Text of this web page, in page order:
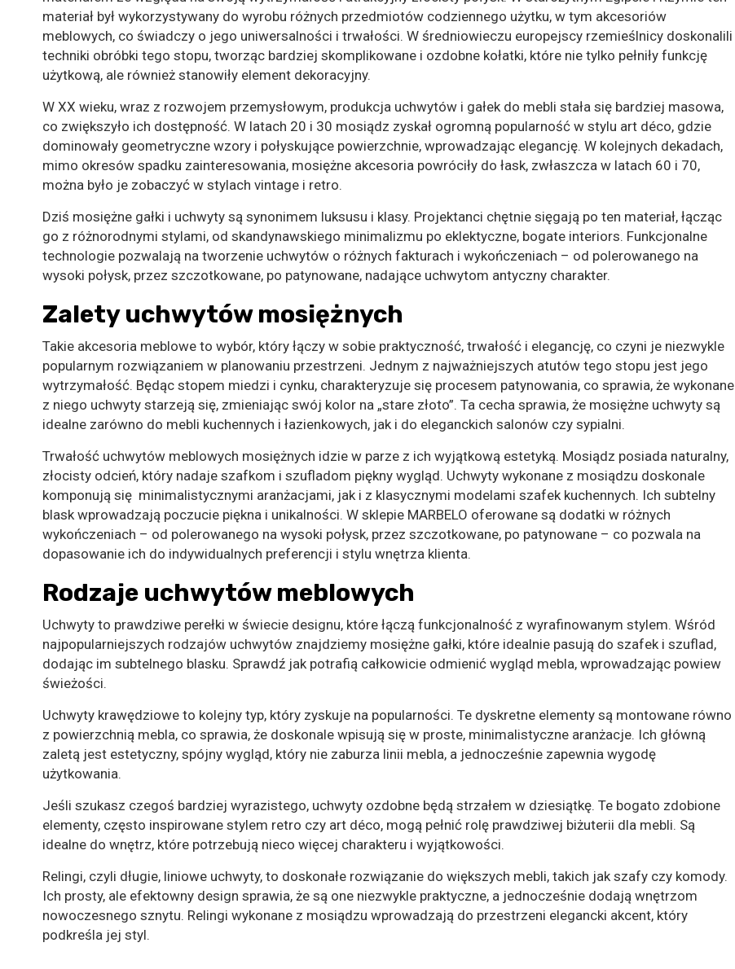
materiał był wykorzystywany do wyrobu różnych przedmiotów codziennego użytku, w tym akcesoriów
meblowych, co świadczy o jego uniwersalności i trwałości. W średniowieczu europejscy rzemieślnicy doskonalili
techniki obróbki tego stopu, tworząc bardziej skomplikowane i ozdobne kołatki, które nie tylko pełniły funkcję
użytkową, ale również stanowiły element dekoracyjny.
W XX wieku, wraz z rozwojem przemysłowym, produkcja uchwytów i gałek do mebli stała się bardziej masowa,
co zwiększyło ich dostępność. W latach 20 i 30 mosiądz zyskał ogromną popularność w stylu art déco, gdzie
dominowały geometryczne wzory i połyskujące powierzchnie, wprowadzając elegancję. W kolejnych dekadach,
mimo okresów spadku zainteresowania, mosiężne akcesoria powróciły do łask, zwłaszcza w latach 60 i 70,
można było je zobaczyć w stylach vintage i retro.
Dziś mosiężne gałki i uchwyty są synonimem luksusu i klasy. Projektanci chętnie sięgają po ten materiał, łącząc
go z różnorodnymi stylami, od skandynawskiego minimalizmu po eklektyczne, bogate interiors. Funkcjonalne
technologie pozwalają na tworzenie uchwytów o różnych fakturach i wykończeniach – od polerowanego na
wysoki połysk, przez szczotkowane, po patynowane, nadające uchwytom antyczny charakter.
Zalety uchwytów mosiężnych
Takie akcesoria meblowe to wybór, który łączy w sobie praktyczność, trwałość i elegancję, co czyni je niezwykle
popularnym rozwiązaniem w planowaniu przestrzeni. Jednym z najważniejszych atutów tego stopu jest jego
wytrzymałość. Będąc stopem miedzi i cynku, charakteryzuje się procesem patynowania, co sprawia, że wykonane
z niego uchwyty starzeją się, zmieniając swój kolor na „stare złoto”. Ta cecha sprawia, że mosiężne uchwyty są
idealne zarówno do mebli kuchennych i łazienkowych, jak i do eleganckich salonów czy sypialni.
Trwałość uchwytów meblowych mosiężnych idzie w parze z ich wyjątkową estetyką. Mosiądz posiada naturalny,
złocisty odcień, który nadaje szafkom i szufladom piękny wygląd. Uchwyty wykonane z mosiądzu doskonale
komponują się minimalistycznymi aranżacjami, jak i z klasycznymi modelami szafek kuchennych. Ich subtelny
blask wprowadzają poczucie piękna i unikalności. W sklepie MARBELO oferowane są dodatki w różnych
wykończeniach – od polerowanego na wysoki połysk, przez szczotkowane, po patynowane – co pozwala na
dopasowanie ich do indywidualnych preferencji i stylu wnętrza klienta.
Rodzaje uchwytów meblowych
Uchwyty to prawdziwe perełki w świecie designu, które łączą funkcjonalność z wyrafinowanym stylem. Wśród
najpopularniejszych rodzajów uchwytów znajdziemy mosiężne gałki, które idealnie pasują do szafek i szuflad,
dodając im subtelnego blasku. Sprawdź jak potrafią całkowicie odmienić wygląd mebla, wprowadzając powiew
świeżości.
Uchwyty krawędziowe to kolejny typ, który zyskuje na popularności. Te dyskretne elementy są montowane równo
z powierzchnią mebla, co sprawia, że doskonale wpisują się w proste, minimalistyczne aranżacje. Ich główną
zaletą jest estetyczny, spójny wygląd, który nie zaburza linii mebla, a jednocześnie zapewnia wygodę
użytkowania.
Jeśli szukasz czegoś bardziej wyrazistego, uchwyty ozdobne będą strzałem w dziesiątkę. Te bogato zdobione
elementy, często inspirowane stylem retro czy art déco, mogą pełnić rolę prawdziwej biżuterii dla mebli. Są
idealne do wnętrz, które potrzebują nieco więcej charakteru i wyjątkowości.
Relingi, czyli długie, liniowe uchwyty, to doskonałe rozwiązanie do większych mebli, takich jak szafy czy komody.
Ich prosty, ale efektowny design sprawia, że są one niezwykle praktyczne, a jednocześnie dodają wnętrzom
nowoczesnego sznytu. Relingi wykonane z mosiądzu wprowadzają do przestrzeni elegancki akcent, który
podkreśla jej styl.